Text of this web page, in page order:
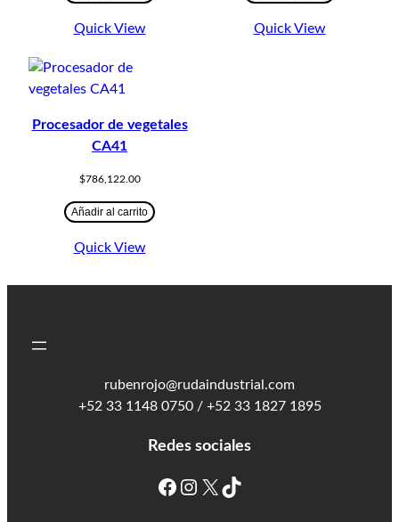
Quick View Quick View
Procesador de vegetales
CA41
$786,122.00
Añadir al carrito
Quick View
rubenrojo@rudaindustrial.com
+52 33 1148 0750 / +52 33 1827 1895
Redes sociales